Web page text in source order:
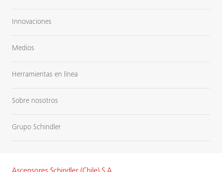
Innovaciones
Medios
Herramientas en línea
Sobre nosotros
Grupo Schindler